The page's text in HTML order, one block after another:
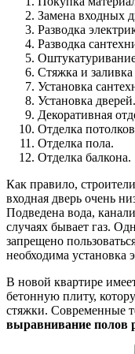
Замена входных
Разводка
Разводка
Стяжка и заливка
Установка
Установка дверей.
Декоративная
Отделка
Отделка пола.
Отделка балкона.
Как правило,
входная дверь очень
Подведена вода,
случаях бывает газ.
запрещено
необходима установка
В новой квартире
бетонную плиту,
стяжки. Современные
выравнивание полов